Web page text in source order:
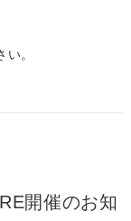
。
開催のお知